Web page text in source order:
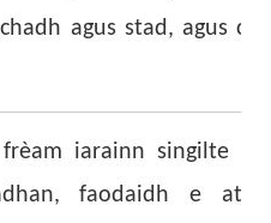
agus stad, agus
iarainn singilte
faodaidh e